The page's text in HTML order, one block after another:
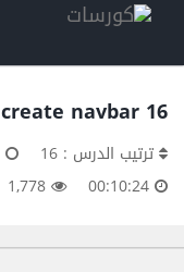
16 Laravel create navbar
ترتيب الدرس : 16